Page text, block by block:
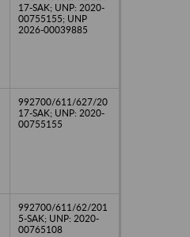
17-SAK; UNP: 2020-
00755155; UNP
2026-00039885
992700/611/627/20
17-SAK; UNP: 2020-
00755155
992700/611/62/201
5-SAK; UNP: 2020-
00765108